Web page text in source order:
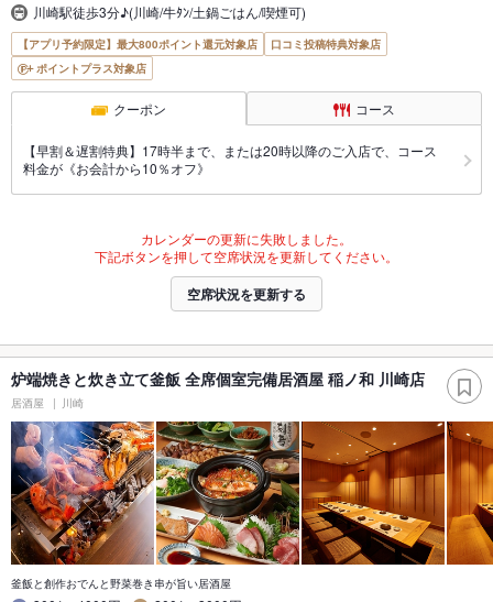
川崎駅徒歩3分♪(川崎/牛ﾀﾝ/土鍋ごはん/喫煙可)
【アプリ予約限定】最大800ポイント還元対象店
口コミ投稿特典対象店
ポイントプラス対象店
クーポン コース
【早割＆遅割特典】17時半まで、または20時以降のご入店で、コース
料金が《お会計から10％オフ》
カレンダーの更新に失敗しました。
下記ボタンを押して空席状況を更新してください。
空席状況を更新する
炉端焼きと炊き立て釜飯 全席個室完備居酒屋 稲ノ和 川崎店
居酒屋 川崎
釜飯と創作おでんと野菜巻き串が旨い居酒屋